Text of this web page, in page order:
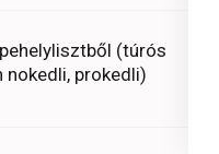
(túrós
nokedli, prokedli)